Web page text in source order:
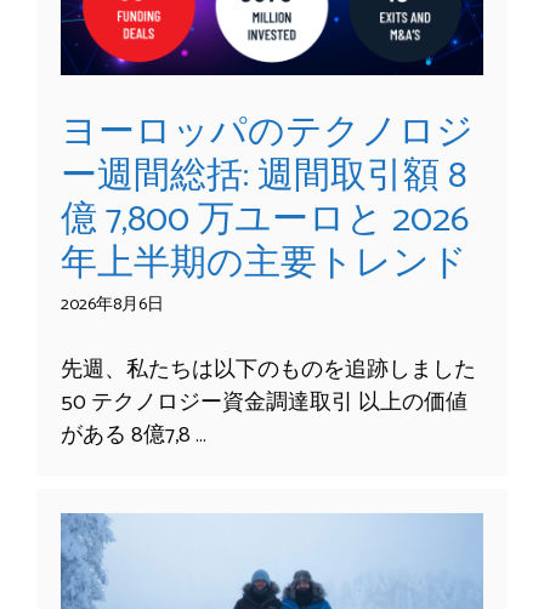
ヨーロッパのテクノロジ
ー週間総括: 週間取引額 8
億 7,800 万ユーロと 2026
年上半期の主要トレンド
2026年8月6日
先週、私たちは以下のものを追跡しました
50 テクノロジー資金調達取引 以上の価値
がある 8億7,8 …